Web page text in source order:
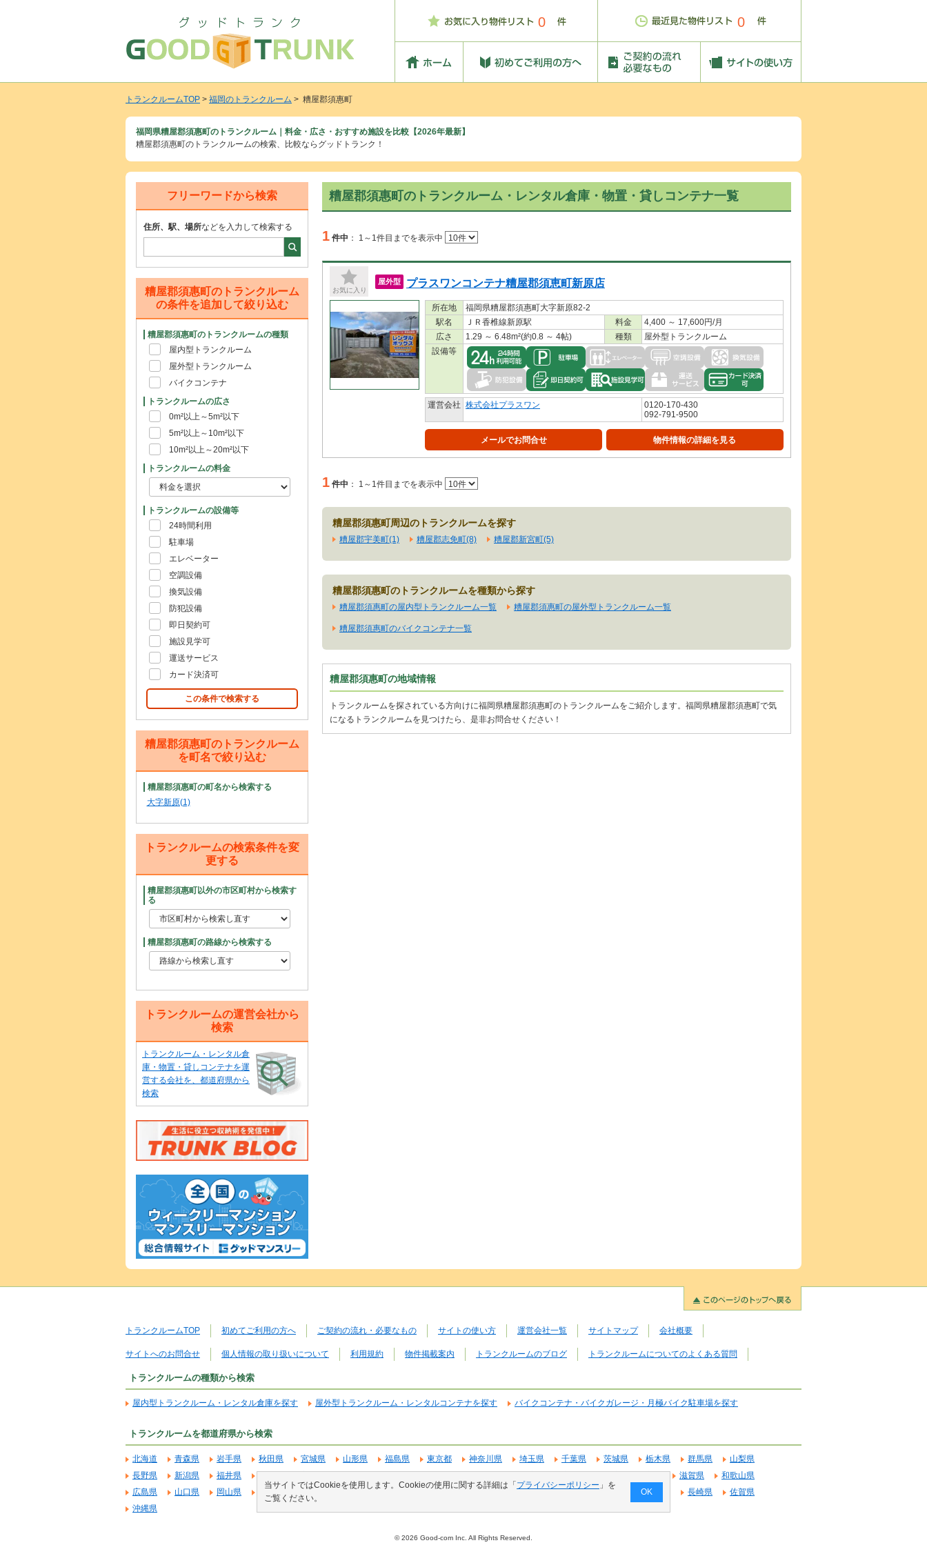
0 0
トランクルームTOP > 福岡のトランクルーム > 糟屋郡須惠町
福岡県糟屋郡須惠町のトランクルーム｜料金・広さ・おすすめ施設を比較【2026年最新】
糟屋郡須惠町のトランクルームの検索、比較ならグッドトランク！
糟屋郡須惠町のトランクルーム・レンタル倉庫・物置・貸しコンテナ一覧
1 件中 ： 1～1件目までを表示中
お気に入り
屋外型 プラスワンコンテナ糟屋郡須恵町新原店
所在地
福岡県糟屋郡須惠町大字新原82-2
駅名
ＪＲ香椎線新原駅 料金
4,400 ～ 17,600円/月
広さ
1.29 ～ 6.48m²(約0.8 ～ 4帖) 種類
屋外型トランクルーム
設備等
運営会社 株式会社プラスワン
0120-170-430
092-791-9500
メールでお問合せ 物件情報の詳細を見る
1 件中 ： 1～1件目までを表示中
糟屋郡須惠町周辺のトランクルームを探す
糟屋郡宇美町(1) 糟屋郡志免町(8) 糟屋郡新宮町(5)
糟屋郡須惠町のトランクルームを種類から探す
糟屋郡須惠町の屋内型トランクルーム一覧 糟屋郡須惠町の屋外型トランクルーム一覧
糟屋郡須惠町のバイクコンテナ一覧
糟屋郡須惠町の地域情報
トランクルームを探されている方向けに福岡県糟屋郡須惠町のトランクルームをご紹介します。福岡県糟屋郡須惠町で気
になるトランクルームを見つけたら、是非お問合せください！
フリーワードから検索
住所、駅、場所などを入力して検索する
糟屋郡須惠町のトランクルーム
の条件を追加して絞り込む
糟屋郡須惠町のトランクルームの種類
屋内型トランクルーム
屋外型トランクルーム
バイクコンテナ
トランクルームの広さ
0m²以上～5m²以下
5m²以上～10m²以下
10m²以上～20m²以下
トランクルームの料金
トランクルームの設備等
24時間利用
駐車場
エレベーター
空調設備
換気設備
防犯設備
即日契約可
施設見学可
運送サービス
カード決済可
この条件で検索する
糟屋郡須惠町のトランクルーム
を町名で絞り込む
糟屋郡須惠町の町名から検索する
大字新原(1)
トランクルームの検索条件を変
更する
糟屋郡須惠町以外の市区町村から検索す
る
糟屋郡須惠町の路線から検索する
トランクルームの運営会社から
検索
トランクルーム・レンタル倉
庫・物置・貸しコンテナを運
営する会社を、都道府県から
検索
トランクルームTOP 初めてご利用の方へ ご契約の流れ・必要なもの サイトの使い方 運営会社一覧 サイトマップ 会社概要
サイトへのお問合せ 個人情報の取り扱いについて 利用規約 物件掲載案内 トランクルームのブログ トランクルームについてのよくある質問
トランクルームの種類から検索
屋内型トランクルーム・レンタル倉庫を探す 屋外型トランクルーム・レンタルコンテナを探す バイクコンテナ・バイクガレージ・月極バイク駐車場を探す
トランクルームを都道府県から検索
北海道 青森県 岩手県 秋田県 宮城県 山形県 福島県 東京都 神奈川県 埼玉県 千葉県 茨城県 栃木県 群馬県
山梨県
長野県
新潟県 福井県 滋賀県
和歌山県
広島県
山口県 岡山県 鳥取県 島根県 香川県 愛媛県 高知県 福岡県 宮崎県 熊本県 大分県 鹿児島県 長崎県
佐賀県
沖縄県
© 2026 Good-com Inc. All Rights Reserved.
当サイトではCookieを使用します。Cookieの使用に関する詳細は「 プライバシーポリシー 」を
ご覧ください。
OK